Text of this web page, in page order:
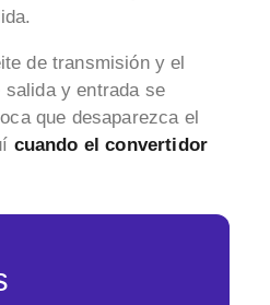
de transmisión y el
y entrada se
que desaparezca el
cuando el convertidor